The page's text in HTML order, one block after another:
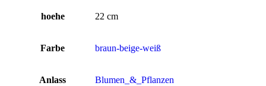
hoehe 22 cm
Farbe braun-beige-weiß
Anlass Blumen_&_Pflanzen